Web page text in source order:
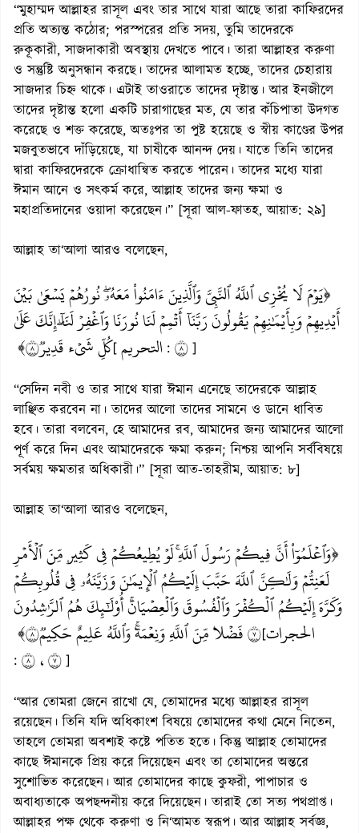
“মুহাম্মদ আল্লাহর রাসূল এবং তার সাথে যারা আছে তারা কাফিরদের
প্রতি অত্যন্ত কঠোর; পরস্পরের প্রতি সদয়, তুমি তাদেরকে
রুকূকারী, সাজদাকারী অবস্থায় দেখতে পাবে। তারা আল্লাহর করুণা
ও সন্তুষ্টি অনুসন্ধান করছে। তাদের আলামত হচ্ছে, তাদের চেহারায়
সাজদার চি‎হ্ন থাকে। এটাই তাওরাতে তাদের দৃষ্টান্ত। আর ইনজীলে
তাদের দৃষ্টান্ত হলো একটি চারাগাছের মত, যে তার কঁচিপাতা উদগত
করেছে ও শক্ত করেছে, অতঃপর তা পুষ্ট হয়েছে ও স্বীয় কাণ্ডের উপর
মজবুতভাবে দাঁড়িয়েছে, যা চাষীকে আনন্দ দেয়। যাতে তিনি তাদের
দ্বারা কাফিরদেরকে ক্রোধান্বিত করতে পারেন। তাদের মধ্যে যারা
ঈমান আনে ও সৎকর্ম করে, আল্লাহ তাদের জন্য ক্ষমা ও
মহাপ্রতিদানের ওয়াদা করেছেন।” [সূরা আল-ফাতহ, আয়াত: ২৯]
আল্লাহ তা‘আলা আরও বলেছেন,
﴿يَوۡمَ لَا يُخۡزِي ٱللَّهُ ٱلنَّبِيَّ وَٱلَّذِينَ ءَامَنُواْ مَعَهُۥۖ نُورُهُمۡ يَسۡعَىٰ بَيۡنَ
أَيۡدِيهِمۡ وَبِأَيۡمَٰنِهِمۡ يَقُولُونَ رَبَّنَآ أَتۡمِمۡ لَنَا نُورَنَا وَٱغۡفِرۡ لَنَآۖ إِنَّكَ عَلَىٰ
كُلِّ شَيۡءٖ قَدِيرٞ٨﴾[ التحريم : ]
“সেদিন নবী ও তার সাথে যারা ঈমান এনেছে তাদেরকে আল্লাহ
লাঞ্ছিত করবেন না। তাদের আলো তাদের সামনে ও ডানে ধাবিত
হবে। তারা বলবেন, হে আমাদের রব, আমাদের জন্য আমাদের আলো
পূর্ণ করে দিন এবং আমাদেরকে ক্ষমা করুন; নিশ্চয় আপনি সর্ববিষয়ে
সর্বময় ক্ষমতার অধিকারী।” [সূরা আত-তাহরীম, আয়াত: ৮]
আল্লাহ তা‘আলা আরও বলেছেন,
﴿وَٱعۡلَمُوٓاْ أَنَّ فِيكُمۡ رَسُولَ ٱللَّهِۚ لَوۡ يُطِيعُكُمۡ فِي كَثِيرٖ مِّنَ ٱلۡأَمۡرِ
لَعَنِتُّمۡ وَلَٰكِنَّ ٱللَّهَ حَبَّبَ إِلَيۡكُمُ ٱلۡإِيمَٰنَ وَزَيَّنَهُۥ فِي قُلُوبِكُمۡ
وَكَرَّهَ إِلَيۡكُمُ ٱلۡكُفۡرَ وَٱلۡفُسُوقَ وَٱلۡعِصۡيَانَۚ أُوْلَٰٓئِكَ هُمُ ٱلرَّٰشِدُونَ
٧ فَضۡلٗا مِّنَ ٱللَّهِ وَنِعۡمَةٗۚ وَٱللَّهُ عَلِيمٌ حَكِيمٞ٨﴾[الحجرات
: ]
“আর তোমরা জেনে রাখো যে, তোমাদের মধ্যে আল্লাহর রাসূল
রয়েছেন। তিনি যদি অধিকাংশ বিষয়ে তোমাদের কথা মেনে নিতেন,
তাহলে তোমরা অবশ্যই কষ্টে পতিত হতে। কিন্তু আল্লাহ তোমাদের
কাছে ঈমানকে প্রিয় করে দিয়েছেন এবং তা তোমাদের অন্তরে
সুশোভিত করেছেন। আর তোমাদের কাছে কুফরী, পাপাচার ও
অবাধ্যতাকে অপছন্দনীয় করে দিয়েছেন। তারাই তো সত্য পথপ্রাপ্ত।
আল্লাহর পক্ষ থেকে করুণা ও নি‘আমত স্বরূপ। আর আল্লাহ সর্বজ্ঞ,